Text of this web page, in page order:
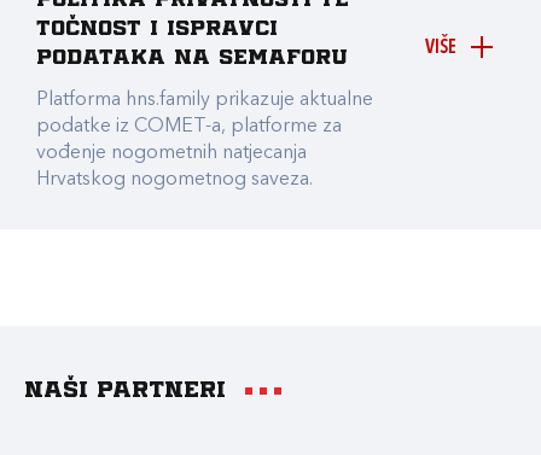
VIŠE
točnost i ispravci
podataka na Semaforu
Platforma hns.family prikazuje aktualne
podatke iz COMET-a, platforme za
vođenje nogometnih natjecanja
Hrvatskog nogometnog saveza.
Naši partneri